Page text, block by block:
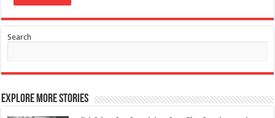
Search
Explore More Stories